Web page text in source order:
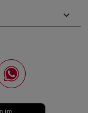
keyboard_arrow_down